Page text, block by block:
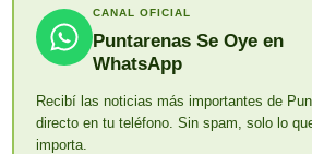
CANAL OFICIAL
Puntarenas Se Oye en
WhatsApp
Recibí las noticias más importantes de
directo en tu teléfono. Sin spam, solo lo
importa.